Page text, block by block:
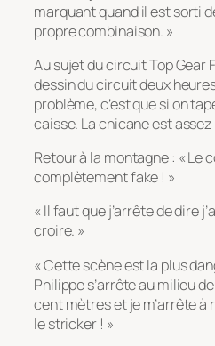
marquant quand il est sorti
propre combinaison. »
Au sujet du circuit Top Gear
dessin du circuit deux
problème, c’est que si on
caisse. La chicane est assez
Retour à la montagne : « Le
complètement fake ! »
« Il faut que j’arrête de dire
croire. »
« Cette scène est la plus
Philippe s’arrête au milieu
cent mètres et je m’arrête à
le stricker ! »